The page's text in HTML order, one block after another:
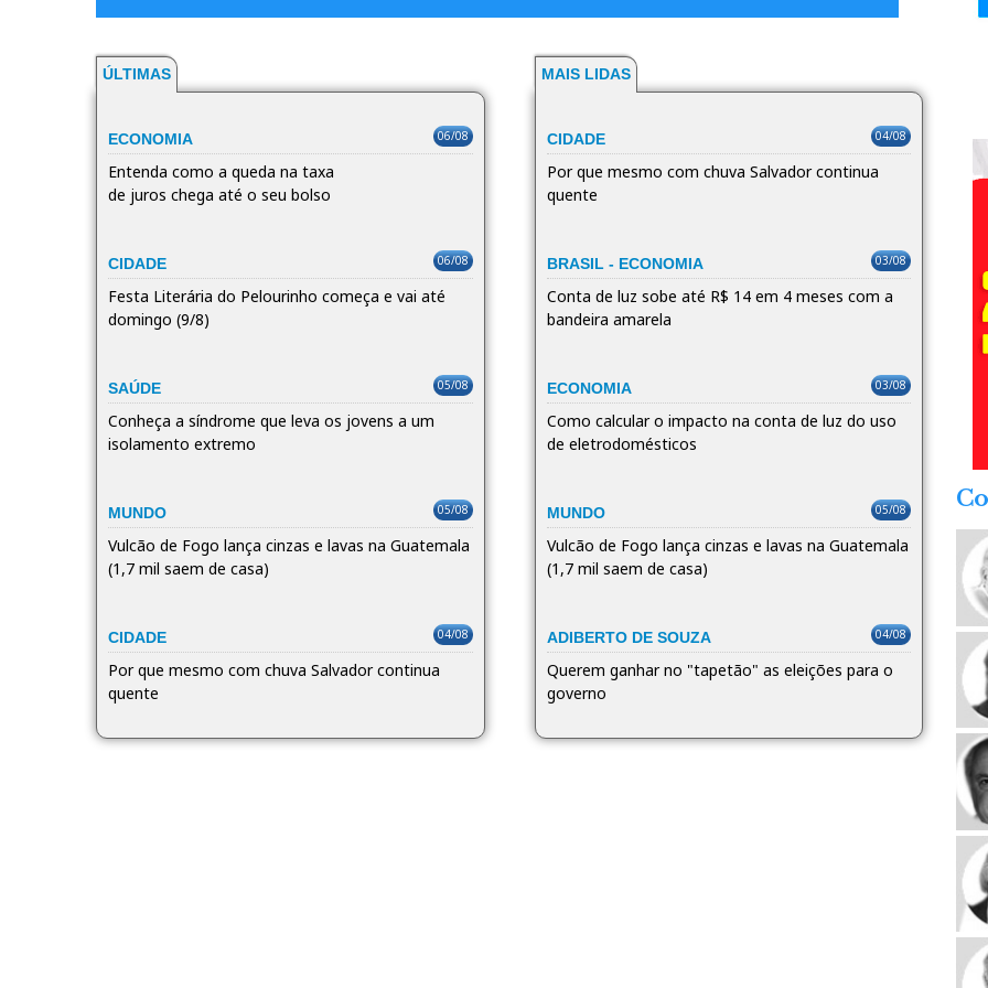
ÚLTIMAS
ECONOMIA 06/08
Entenda como a queda na taxa
de juros chega até o seu bolso
CIDADE 06/08
Festa Literária do Pelourinho começa e vai até
domingo (9/8)
SAÚDE 05/08
Conheça a síndrome que leva os jovens a um
isolamento extremo
MUNDO 05/08
Vulcão de Fogo lança cinzas e lavas na Guatemala
(1,7 mil saem de casa)
CIDADE 04/08
Por que mesmo com chuva Salvador continua
quente
MAIS LIDAS
CIDADE 04/08
Por que mesmo com chuva Salvador continua
quente
BRASIL - ECONOMIA 03/08
Conta de luz sobe até R$ 14 em 4 meses com a
bandeira amarela
ECONOMIA 03/08
Como calcular o impacto na conta de luz do uso
de eletrodomésticos
MUNDO 05/08
Vulcão de Fogo lança cinzas e lavas na Guatemala
(1,7 mil saem de casa)
ADIBERTO DE SOUZA 04/08
Querem ganhar no "tapetão" as eleições para o
governo